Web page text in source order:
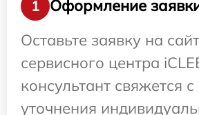
1
Оформление
Оставьте заявку на
сервисного центра
консультант свяжется
уточнения